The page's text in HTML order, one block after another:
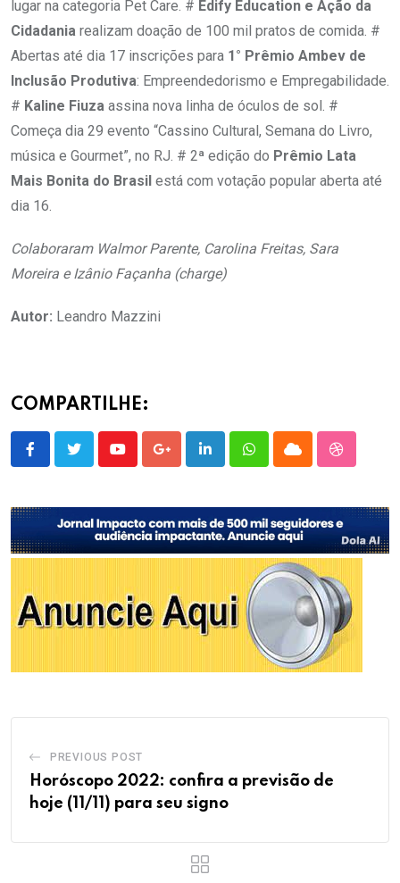
lugar na categoria Pet Care. # Edify Education e Ação da
Cidadania realizam doação de 100 mil pratos de comida. #
Abertas até dia 17 inscrições para 1° Prêmio Ambev de
Inclusão Produtiva: Empreendedorismo e Empregabilidade.
# Kaline Fiuza assina nova linha de óculos de sol. #
Começa dia 29 evento “Cassino Cultural, Semana do Livro,
música e Gourmet”, no RJ. # 2ª edição do Prêmio Lata
Mais Bonita do Brasil está com votação popular aberta até
dia 16.
Colaboraram Walmor Parente, Carolina Freitas, Sara
Moreira e Izânio Façanha (charge)
Autor: Leandro Mazzini
COMPARTILHE:
YoutubeGoogle+LinkedInWhatsappCloud
PREVIOUS POST
Horóscopo 2022: confira a previsão de
hoje (11/11) para seu signo